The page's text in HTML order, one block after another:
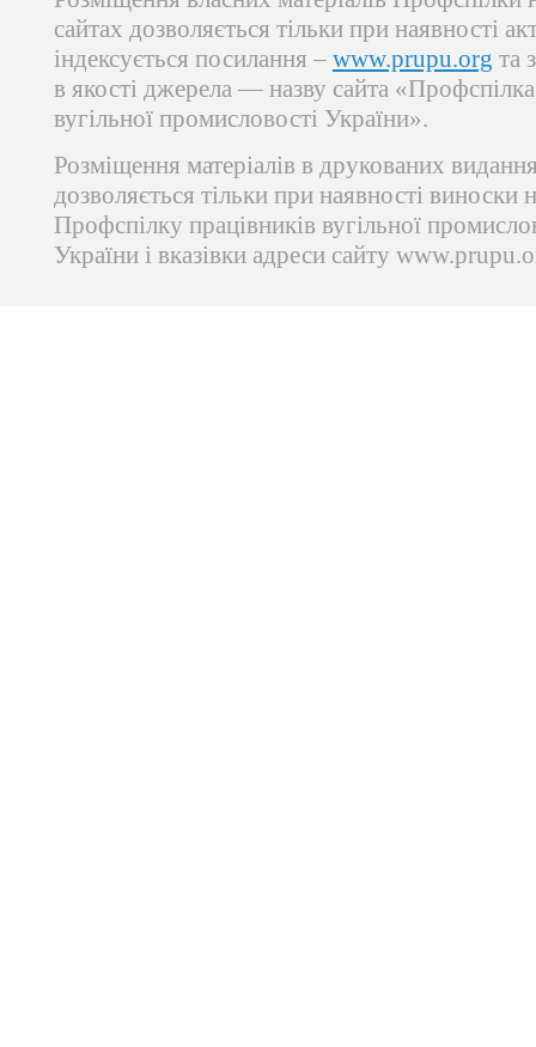
сайтах дозволяється тільки при наявності
індексується посилання – www.prupu.org та
в якості джерела — назву сайта «Профспілка
вугільної промисловості України».
Розміщення матеріалів в друкованих
дозволяється тільки при наявності виноски
Профспілку працівників вугільної
України і вказівки адреси сайту